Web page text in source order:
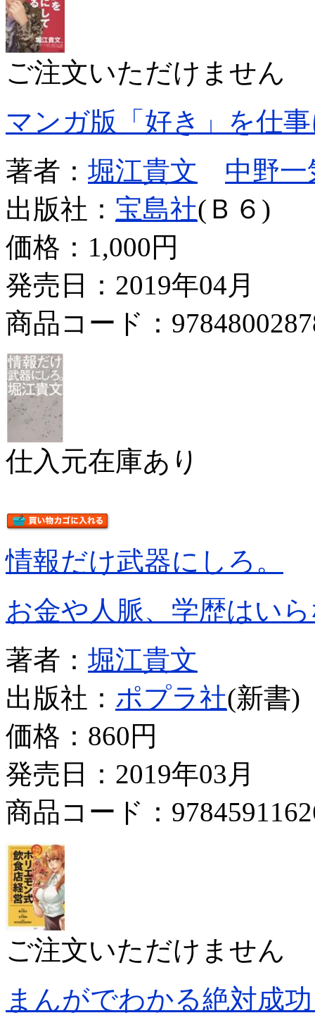
ご注文いただけません
マンガ版「好き」を仕
著者： 堀江貴文
中野一
出版社： 宝島社(Ｂ６)
価格： 1,000円
発売日：2019年04月
商品コード：
仕入元在庫あり
情報だけ武器にしろ。
お金や人脈、学歴はい
著者： 堀江貴文
出版社： ポプラ社(新書)
価格： 860円
発売日：2019年03月
商品コード：
ご注文いただけません
まんがでわかる絶対成